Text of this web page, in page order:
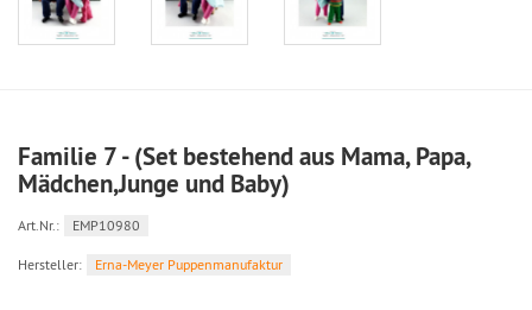
Familie 7 - (Set bestehend aus Mama, Papa,
Mädchen,Junge und Baby)
Art.Nr.: EMP10980
Hersteller: Erna-Meyer Puppenmanufaktur